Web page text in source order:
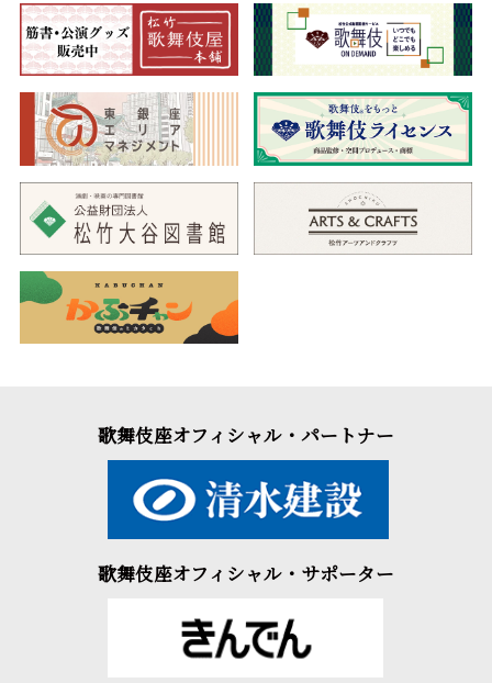
歌舞伎座オフィシャル・パートナー
歌舞伎座オフィシャル・サポーター